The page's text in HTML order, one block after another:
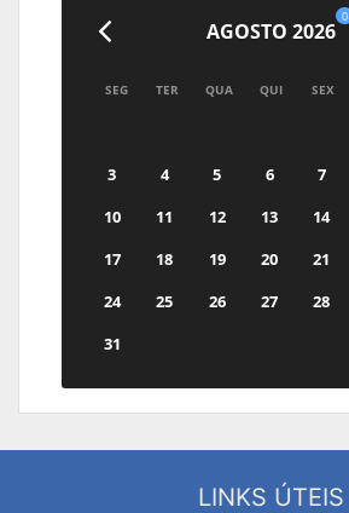
AGOSTO 2026
0
SEG TER QUA QUI SEX
3
4 5 6 7
10
11 12 13 14
17
18 19 20 21
24
25 26 27 28
31
LINKS ÚTEIS